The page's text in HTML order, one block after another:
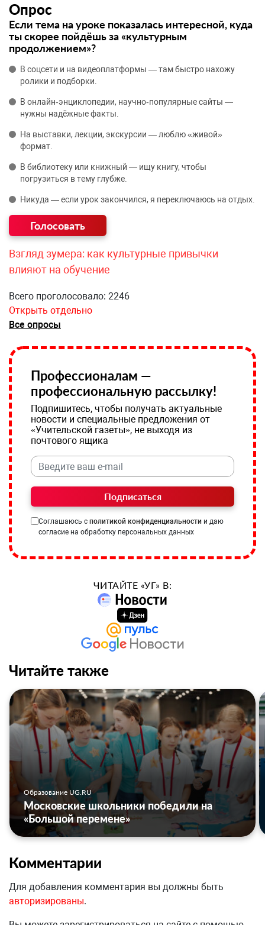
Опрос
Если тема на уроке показалась интересной, куда
ты скорее пойдёшь за «культурным
продолжением»?
В соцсети и на видеоплатформы — там быстро нахожу
ролики и подборки.
В онлайн‑энциклопедии, научно‑популярные сайты —
нужны надёжные факты.
На выставки, лекции, экскурсии — люблю «живой»
формат.
В библиотеку или книжный — ищу книгу, чтобы
погрузиться в тему глубже.
Никуда — если урок закончился, я переключаюсь на отдых.
Взгляд зумера: как культурные привычки
влияют на обучение
Всего проголосовало: 2246
Открыть отдельно
Все опросы
Профессионалам —
профессиональную рассылку!
Подпишитесь, чтобы получать актуальные
новости и специальные предложения от
«Учительской газеты», не выходя из
почтового ящика
Подписаться
Соглашаюсь с политикой конфиденциальности и даю
согласие на обработку персональных данных
ЧИТАЙТЕ «УГ» В:
Читайте также
Образование UG.RU
Московские школьники победили на
«Большой перемене»
Комментарии
Для добавления комментария вы должны быть
авторизированы.